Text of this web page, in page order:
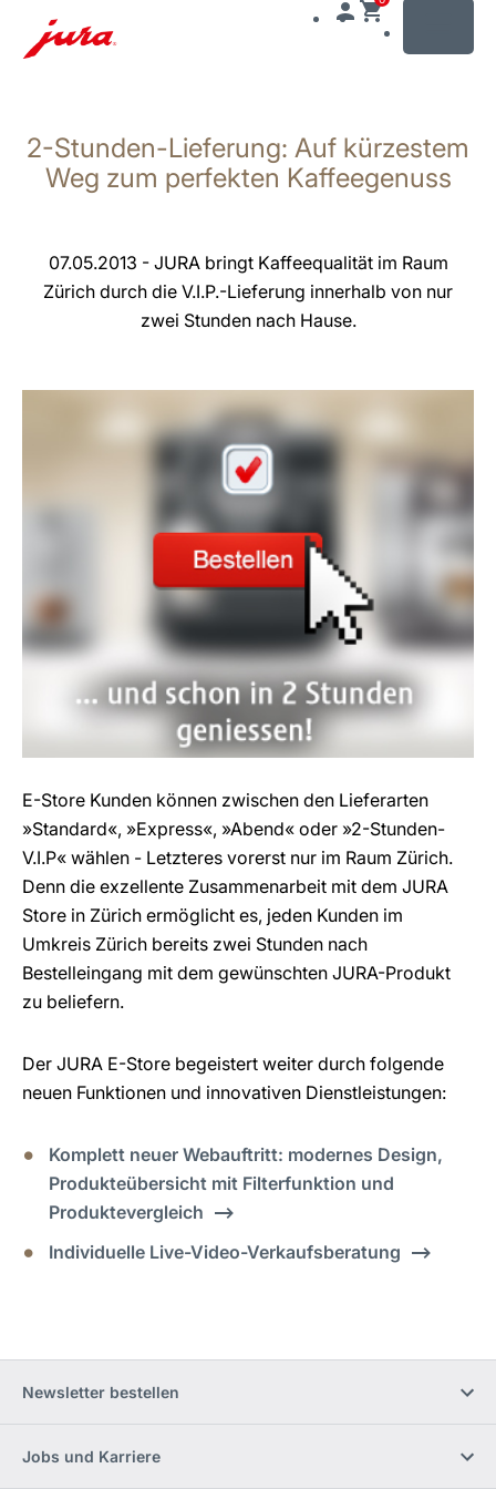
wechseln
2-Stunden-Lieferung: Auf kürzestem
Weg zum perfekten Kaffeegenuss
07.05.2013 - JURA bringt Kaffeequalität im Raum
Zürich durch die V.I.P.-Lieferung innerhalb von nur
zwei Stunden nach Hause.
E-Store Kunden können zwischen den Lieferarten
»Standard«, »Express«, »Abend« oder »2-Stunden-
V.I.P« wählen - Letzteres vorerst nur im Raum Zürich.
Denn die exzellente Zusammenarbeit mit dem JURA
Store in Zürich ermöglicht es, jeden Kunden im
Umkreis Zürich bereits zwei Stunden nach
Bestelleingang mit dem gewünschten JURA-Produkt
zu beliefern.
Der JURA E-Store begeistert weiter durch folgende
neuen Funktionen und innovativen Dienstleistungen:
Komplett neuer Webauftritt: modernes Design,
Produkteübersicht mit Filterfunktion und
Produktevergleich
Individuelle Live-Video-Verkaufsberatung
Newsletter bestellen
Jobs und Karriere